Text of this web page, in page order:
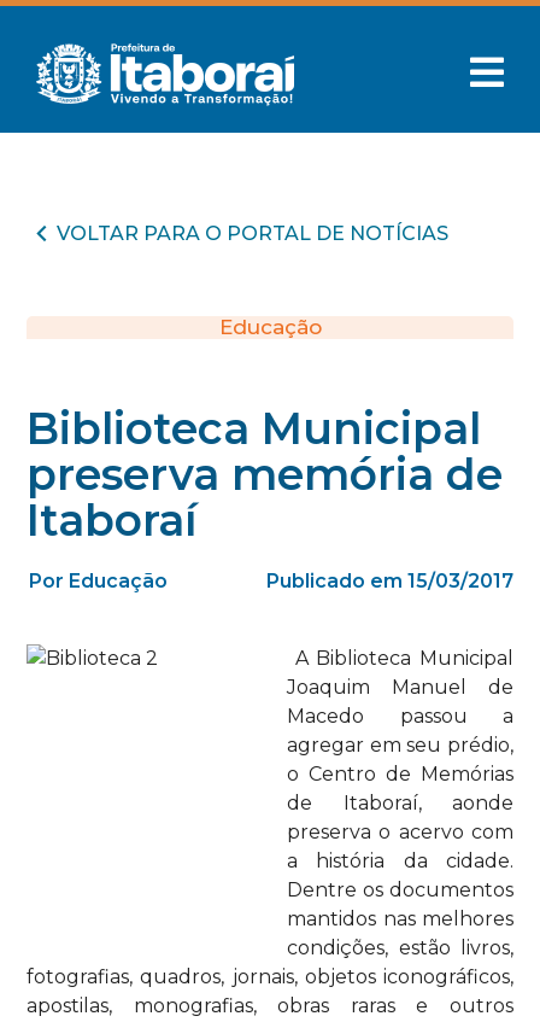
VOLTAR PARA O PORTAL DE NOTÍCIAS
Educação
Biblioteca Municipal
preserva memória de
Itaboraí
Por Educação Publicado em 15/03/2017
A Biblioteca Municipal
Joaquim Manuel de
Macedo passou a
agregar em seu prédio,
o Centro de Memórias
de Itaboraí, aonde
preserva o acervo com
a história da cidade.
Dentre os documentos
mantidos nas melhores
condições, estão livros,
fotografias, quadros, jornais, objetos iconográficos,
apostilas, monografias, obras raras e outros